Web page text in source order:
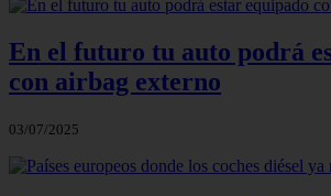
En el futuro tu auto podrá
con airbag externo
03/07/2025